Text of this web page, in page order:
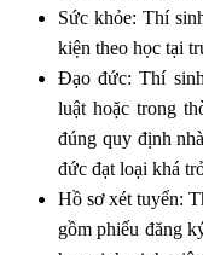
Sức khỏe: Thí
kiện theo học tại
Đạo đức: Thí
luật hoặc trong
đúng quy định
đức đạt loại khá
Hồ sơ xét tuyển:
gồm phiếu đăng